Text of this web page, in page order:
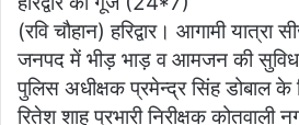
at
s
A
c
e
b
itt
er
ai
l
ar
e
(रवि चौहान) हरिद्वार। आगामी
जनपद में भीड़ भाड़ व आमजन की सुविधा
पुलिस अधीक्षक प्रमेन्द्र सिंह डोबाल
रितेश शाह प्रभारी निरीक्षक कोतवाली नगर